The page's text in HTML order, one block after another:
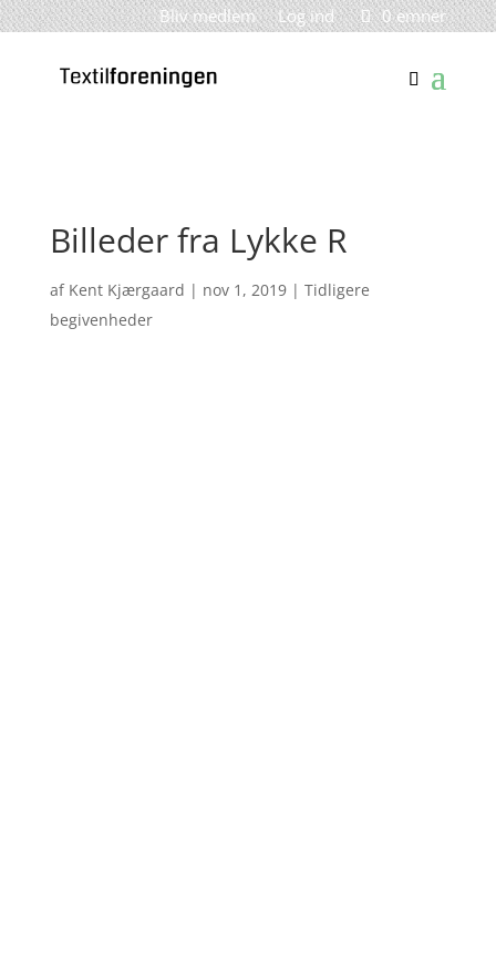
Bliv medlem Log ind 0 emner
Billeder fra Lykke R
af Kent Kjærgaard | nov 1, 2019| Tidligere
begivenheder